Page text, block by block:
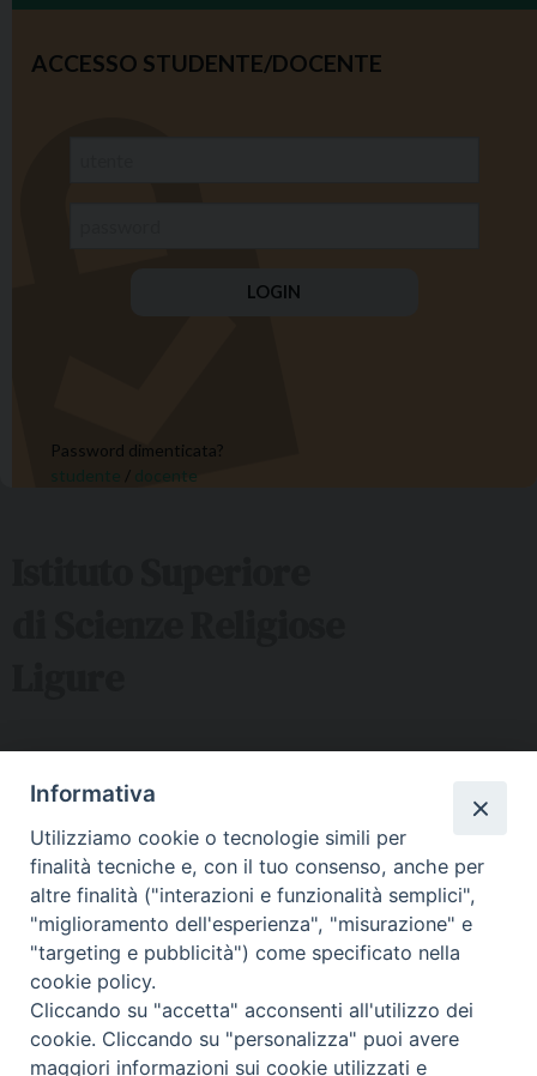
ACCESSO STUDENTE/DOCENTE
Password dimenticata?
studente / docente
via Serra 6c Genova - tel 010.5530657 - mail:
issr@diocesi.genova.it
Polo Didattico FAD Albenga
Via G. Galilei 36 Albenga (SV) - tel 334 5716127 – mail:
issralbenga@gmail.com
Polo Didattico FAD La Spezia
Via Malaspina n 1 La Spezia - tel e fax 0187 735485 mail:
Informativa
Utilizziamo cookie o tecnologie simili per
finalità tecniche e, con il tuo consenso, anche per
altre finalità ("interazioni e funzionalità semplici",
"miglioramento dell'esperienza", "misurazione" e
"targeting e pubblicità") come specificato nella
cookie policy.
Cliccando su "accetta" acconsenti all'utilizzo dei
cookie. Cliccando su "personalizza" puoi avere
maggiori informazioni sui cookie utilizzati e